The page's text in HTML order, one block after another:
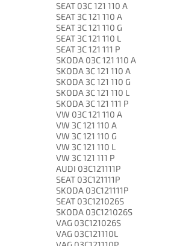
SEAT 03C 121 110 A
SEAT 3C 121 110 A
SEAT 3C 121 110 G
SEAT 3C 121 110 L
SEAT 3C 121 111 P
SKODA 03C 121 110 A
SKODA 3C 121 110 A
SKODA 3C 121 110 G
SKODA 3C 121 110 L
SKODA 3C 121 111 P
VW 03C 121 110 A
VW 3C 121 110 A
VW 3C 121 110 G
VW 3C 121 110 L
VW 3C 121 111 P
AUDI 03C121111P
SEAT 03C121111P
SKODA 03C121111P
SEAT 03C121026S
SKODA 03C121026S
VAG 03C121026S
VAG 03C121110L